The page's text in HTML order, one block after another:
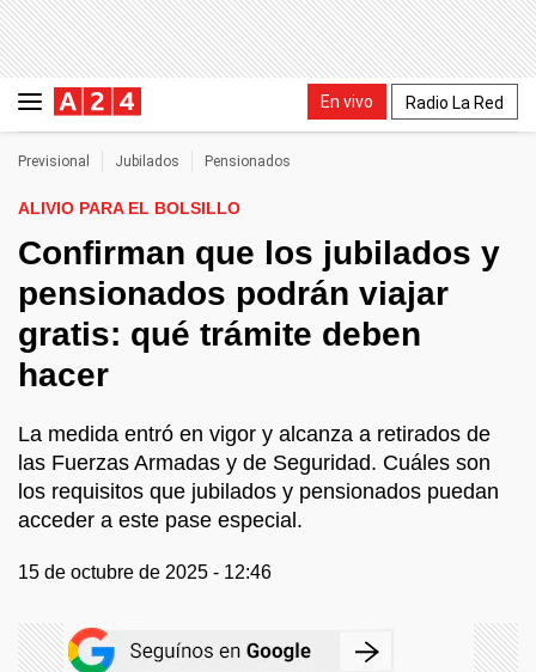
En vivo Radio La Red
Previsional Jubilados Pensionados
ALIVIO PARA EL BOLSILLO
Confirman que los jubilados y
pensionados podrán viajar
gratis: qué trámite deben
hacer
La medida entró en vigor y alcanza a retirados de
las Fuerzas Armadas y de Seguridad. Cuáles son
los requisitos que jubilados y pensionados puedan
acceder a este pase especial.
15 de octubre de 2025 - 12:46